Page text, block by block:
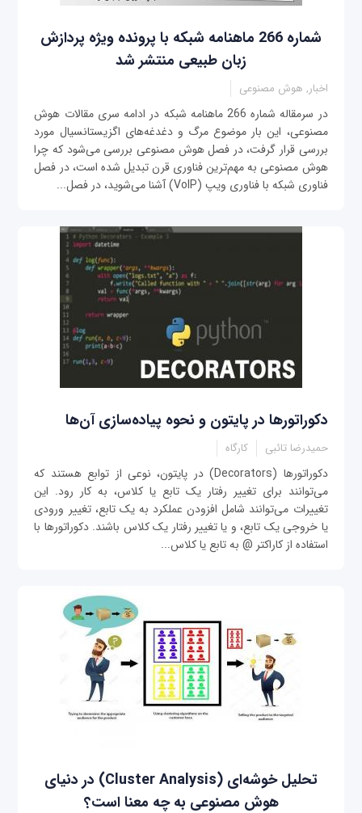
شماره 266 ماهنامه شبکه با پرونده ویژه پردازش
زبان طبیعی منتشر شد
اخبار, هوش مصنوعی
در سرمقاله شماره 266 ماهنامه شبکه در ادامه سری مقالات هوش
مصنوعی، این بار موضوع مرگ و دغدغه‌های اگزیستانسیال مورد
بررسی قرار گرفت، در فصل هوش مصنوعی بررسی ‌می‌شود که چرا
هوش مصنوعی به مهم‌ترین فناوری قرن تبدیل شده است، در فصل
فناوری شبکه با فناوری ویپ (VoIP) آشنا می‌شوید، در فصل...
دکوراتورها در پایتون و نحوه پیاده‌سازی آن‌ها
حمیدرضا تائبی کارگاه
دکوراتورها (Decorators) در پایتون، نوعی از توابع هستند که
می‌توانند برای تغییر رفتار یک تابع یا کلاس، به کار رود. این
تغییرات می‌توانند شامل افزودن عملکرد به یک تابع، تغییر ورودی
یا خروجی یک تابع، و یا تغییر رفتار یک کلاس باشند. دکوراتورها با
استفاده از کاراکتر @ به تابع یا کلاس...
تحلیل خوشه‌ای (Cluster Analysis) در دنیای
هوش مصنوعی به چه معنا است؟